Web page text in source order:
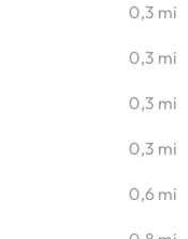
0,3 mi
0,3 mi
0,3 mi
0,3 mi
0,6 mi